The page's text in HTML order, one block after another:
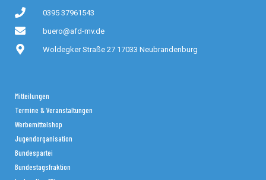
0395 37961543
buero@afd-mv.de
Woldegker Straße 27 17033 Neubrandenburg
Mitteilungen
Termine & Veranstaltungen
Werbemittelshop
Jugendorganisation
Bundespartei
Bundestagsfraktion